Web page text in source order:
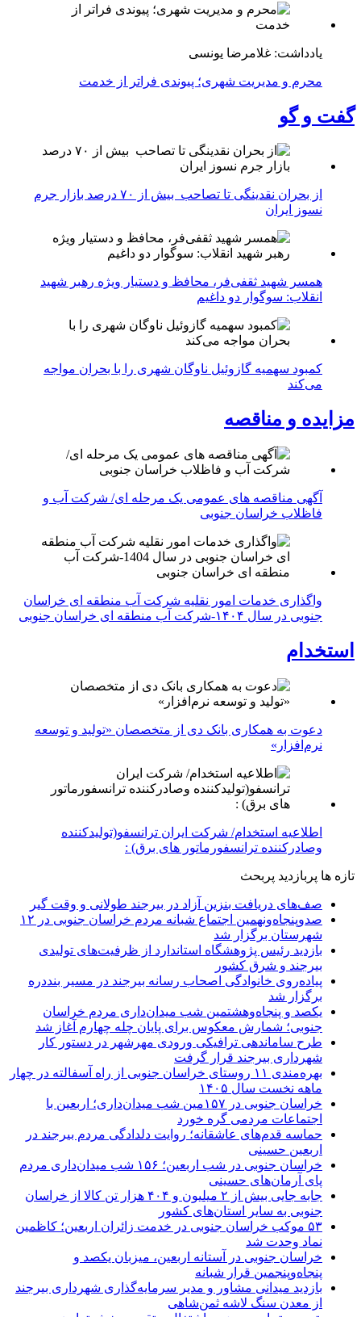
یادداشت: غلامرضا یونسی
محرم و مدیریت شهری؛ پیوندی فراتر از خدمت
گفت و گو
از بحران نقدینگی تا تصاحب بیش از ۷۰ درصد بازار جرم
نسوز ایران
همسر شهید ثقفی‌فر، محافظ و دستیار ویژه رهبر شهید
انقلاب: سوگوار دو داغیم
کمبود سهمیه گازوئیل ناوگان شهری را با بحران مواجه
می‌کند
مزایده و مناقصه
آگهی مناقصه های عمومی یک مرحله ای/ شرکت آب و
فاظلاب خراسان جنوبی
واگذاری خدمات امور نقلیه شرکت آب منطقه ای خراسان
جنوبی در سال ۱۴۰۴-شرکت آب منطقه ای خراسان جنوبی
استخدام
دعوت به همکاری بانک دی از متخصصان «تولید و توسعه
نرم‌افزار»
اطلاعیه استخدام/ شرکت ایران ترانسفو(تولیدکننده
وصادرکننده ترانسفورماتور های برق) :
تازه ها پربازدید پربحث
صف‌های دریافت بنزین آزاد در بیرجند طولانی و وقت گیر
صدوپنجاه‌ونهمین اجتماع شبانه مردم خراسان جنوبی در ۱۲
شهرستان برگزار شد
بازدید رئیس پژوهشگاه استاندارد از ظرفیت‌های تولیدی
بیرجند و شرق کشور
پیاده‌روی خانوادگی اصحاب رسانه بیرجند در مسیر بنددره
برگزار شد
یکصد و پنجاه‌وهشتمین شب میدان‌داری مردم خراسان
جنوبی؛ شمارش معکوس برای پایان چله چهارم آغاز شد
طرح ساماندهی ترافیکی ورودی مهرشهر در دستور کار
شهرداری بیرجند قرار گرفت
بهره‌مندی ۱۱ روستای خراسان جنوبی از راه آسفالته در چهار
ماهه نخست سال ۱۴۰۵
خراسان جنوبی در ۱۵۷مین شب میدان‌داری؛ اربعین با
اجتماعات مردمی گره خورد
حماسه قدم‌های عاشقانه؛ روایت دلدادگی مردم بیرجند در
اربعین حسینی
خراسان جنوبی در شب اربعین؛ ۱۵۶ شب میدان‌داری مردم
پای آرمان‌های حسینی
جابه جایی بیش از ۲ میلیون و ۴۰۴ هزار تن کالا از خراسان
جنوبی به سایر استان‌های کشور
۵۳ موکب خراسان جنوبی در خدمت زائران اربعین؛ کاظمین
نماد وحدت شد
خراسان جنوبی در آستانه اربعین، میزبان یکصد و
پنجاه‌وپنجمین قرار شبانه
بازدید میدانی مشاور و مدیر سرمایه‌گذاری شهرداری بیرجند
از معدن سنگ لاشه ثمن‌شاهی